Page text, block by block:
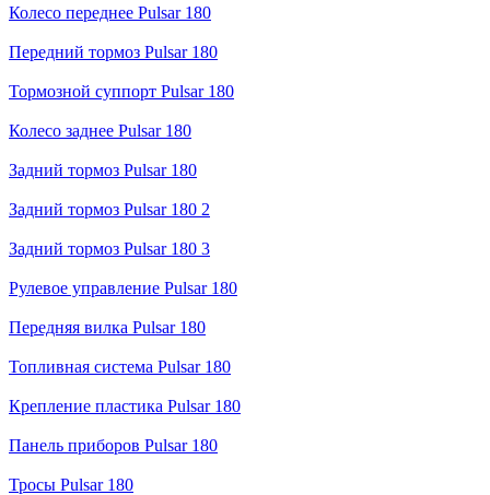
Колесо переднее Pulsar 180
Передний тормоз Pulsar 180
Тормозной суппорт Pulsar 180
Колесо заднее Pulsar 180
Задний тормоз Pulsar 180
Задний тормоз Pulsar 180 2
Задний тормоз Pulsar 180 3
Рулевое управление Pulsar 180
Передняя вилка Pulsar 180
Топливная система Pulsar 180
Крепление пластика Pulsar 180
Панель приборов Pulsar 180
Тросы Pulsar 180